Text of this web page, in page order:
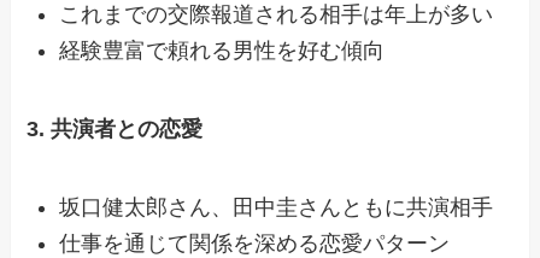
これまでの交際報道される相手は年上が多い
経験豊富で頼れる男性を好む傾向
3. 共演者との恋愛
坂口健太郎さん、田中圭さんともに共演相手
仕事を通じて関係を深める恋愛パターン